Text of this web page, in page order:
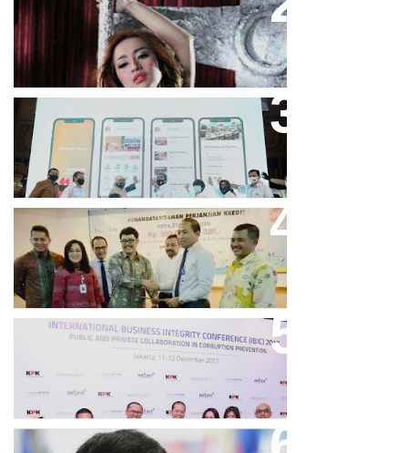
Cupi Cupita Luncurkan Single
“Yo Uwis”
Bandung Great Sale 2020 Go
Online Resmi Dimulai
Bank Bjb Fasilitasi Kredit Modal
Kerja Konstruksi PT Adhi Karya
Keren, Bank BJB Kantongi
Puluhan Penghargaan Sepanjang
2017